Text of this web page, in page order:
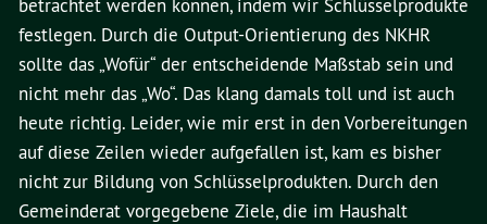
betrachtet werden können, indem wir Schlüsselprodukte
festlegen. Durch die Output-Orientierung des NKHR
sollte das „Wofür“ der entscheidende Maßstab sein und
nicht mehr das „Wo“. Das klang damals toll und ist auch
heute richtig. Leider, wie mir erst in den Vorbereitungen
auf diese Zeilen wieder aufgefallen ist, kam es bisher
nicht zur Bildung von Schlüsselprodukten. Durch den
Gemeinderat vorgegebene Ziele, die im Haushalt